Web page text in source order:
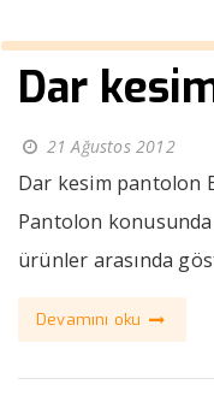
Dar
21 Ağustos 2012
Dar kesim pantolon
Pantolon
ürünler arasında
Devamını oku